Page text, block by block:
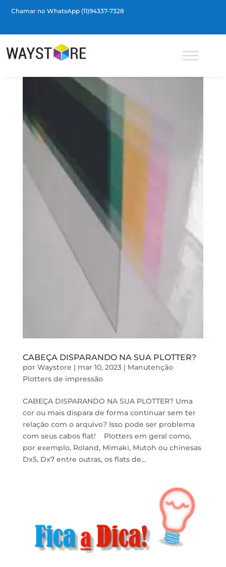
Chamar no WhatsApp (11)94337-7328
CABEÇA DISPARANDO NA SUA PLOTTER?
por Waystore | mar 10, 2023| Manutenção
Plotters de impressão
CABEÇA DISPARANDO NA SUA PLOTTER? Uma
cor ou mais dispara de forma continuar sem ter
relação com o arquivo? Isso pode ser problema
com seus cabos flat! Plotters em geral como,
por exemplo, Roland, Mimaki, Mutoh ou chinesas
Dx5, Dx7 entre outras, os flats de...
Barra de Ferramentas Aberta